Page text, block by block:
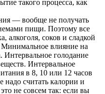
такого процесса, как
— вообще не получать
пищи. Поэтому все
алкоголя, соков и сладкой
Минимальное влияние на
Интервальное голодание
Интервальное
в 8, 10 или 12 часов
считать калории и
не совсем так: если вы